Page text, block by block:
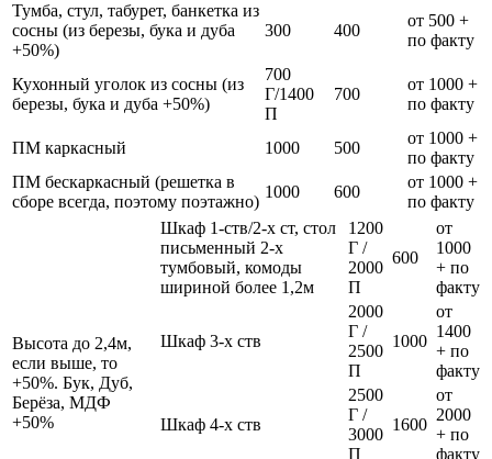
Тумба, стул, табурет, банкетка из
сосны (из березы, бука и дуба
+50%)
300 400
от 500 +
по факту
Кухонный уголок из сосны (из
березы, бука и дуба +50%)
700
Г/1400
П
700
от 1000 +
по факту
ПМ каркасный 1000 500
от 1000 +
по факту
ПМ бескаркасный (решетка в
сборе всегда, поэтому поэтажно)
1000 600
от 1000 +
по факту
Высота до 2,4м,
если выше, то
+50%. Бук, Дуб,
Берёза, МДФ
+50%
Шкаф 1-ств/2-х ст, стол
письменный 2-х
тумбовый, комоды
шириной более 1,2м
1200
Г /
2000
П
600
от
1000
+ по
факту
Шкаф 3-х ств
2000
Г /
2500
П
1000
от
1400
+ по
факту
Шкаф 4-х ств
2500
Г /
3000
П
1600
от
2000
+ по
факту